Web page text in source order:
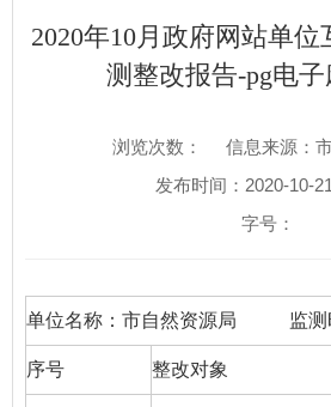
2020年10月政府网站单
测整改报告-pg电
浏览次数：
信息来源：
发布时间：2020-10-
字号：
单位名称：市自然资源局
序号 整改对象